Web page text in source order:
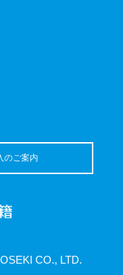
CO., LTD.
のご案内